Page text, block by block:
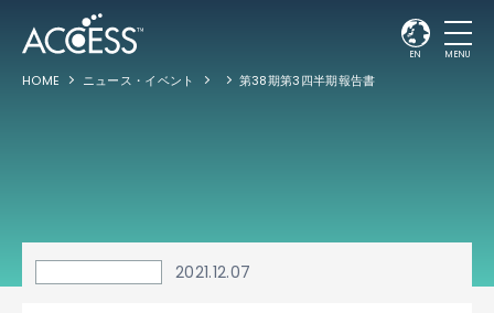
EN MENU
HOME ニュース・イベント 第38期第3四半期報告書
2021.12.07